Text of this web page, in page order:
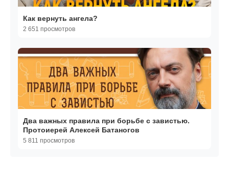
Как вернуть ангела?
2 651 просмотров
Два важных правила при борьбе с завистью.
Протоиерей Алексей Батаногов
5 811 просмотров